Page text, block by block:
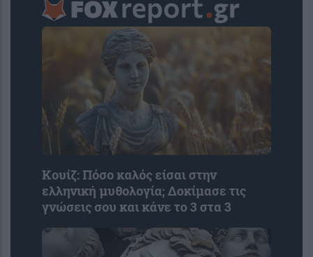
Κουίζ: Πόσο καλός είσαι στην
ελληνική μυθολογία; Δοκίμασε τις
γνώσεις σου και κάνε το 3 στα 3